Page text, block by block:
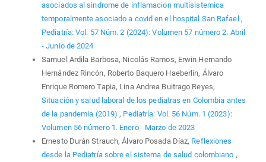
asociados al sindrome de inflamacion multisistemica
temporalmente asociado a covid en el hospital San Rafael ,
Pediatría: Vol. 57 Núm. 2 (2024): Volumen 57 número 2. Abril
- Junio de 2024
Samuel Ardila Barbosa, Nicolás Ramos, Erwin Hernando
Hernández Rincón, Roberto Baquero Haeberlin, Álvaro
Enrique Romero Tapia, Lina Andrea Buitrago Reyes,
Situación y salud laboral de los pediatras en Colombia antes
de la pandemia (2019), Pediatría: Vol. 56 Núm. 1 (2023):
Volumen 56 número 1. Enero - Marzo de 2023
Ernesto Durán Strauch, Álvaro Posada Díaz, Reflexiones
desde la Pediatría sobre el sistema de salud colombiano ,